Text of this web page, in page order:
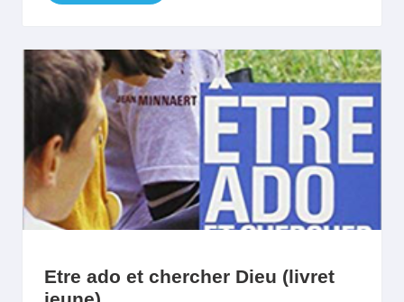
Etre ado et chercher Dieu (livret